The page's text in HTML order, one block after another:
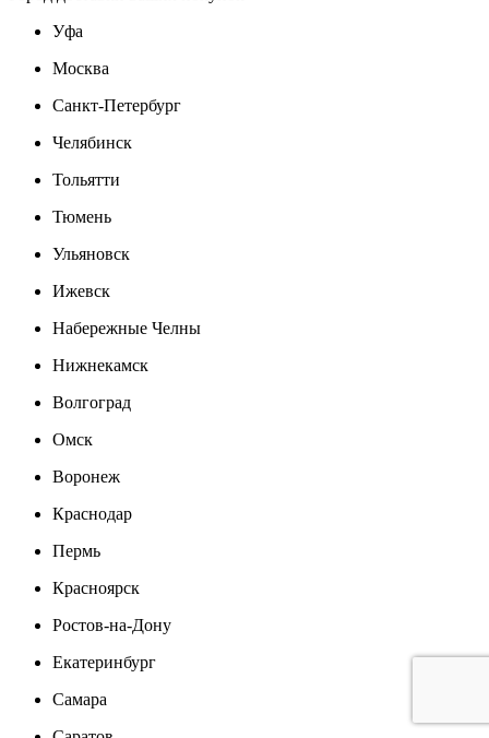
Уфа
Москва
Санкт-Петербург
Челябинск
Тольятти
Тюмень
Ульяновск
Ижевск
Набережные Челны
Нижнекамск
Волгоград
Омск
Воронеж
Краснодар
Пермь
Красноярск
Ростов-на-Дону
Екатеринбург
Самара